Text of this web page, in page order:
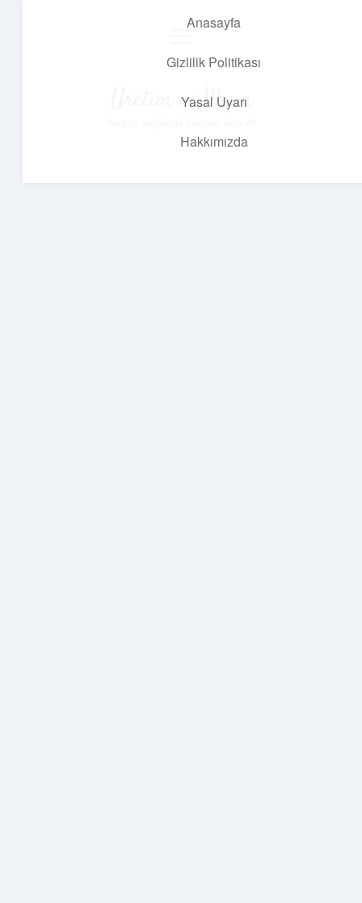
Anasayfa
Gizlilik Politikası
Yasal Uyarı
Hakkımızda
Üretim ve İlham